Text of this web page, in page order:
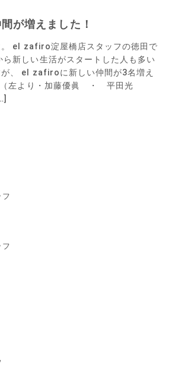
が増えました！
。 el zafiro淀屋橋店スタッフの徳田で
ら新しい生活がスタートした人も多い
が、 el zafiroに新しい仲間が3名増え
左より・加藤優眞 ・ 平田光